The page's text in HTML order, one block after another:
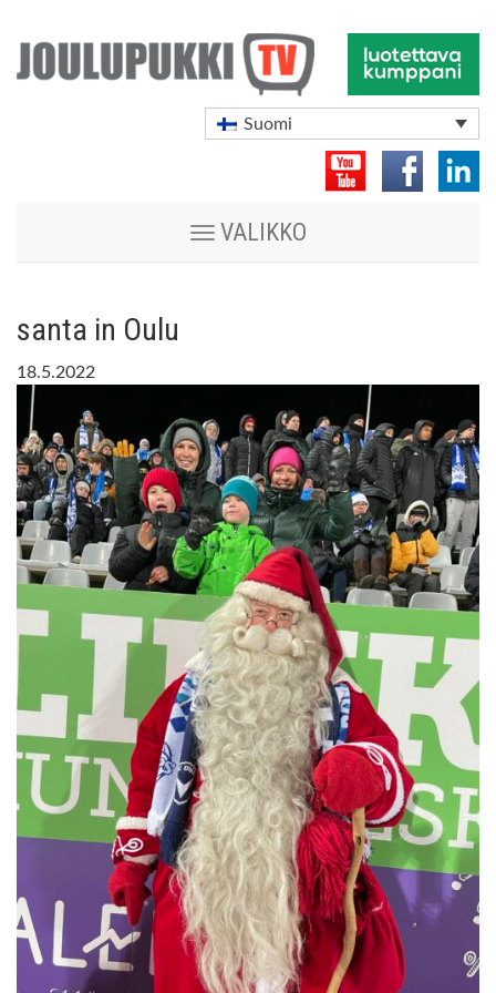
Suomi
VaihdaVALIKKO
santa in Oulu
18.5.2022